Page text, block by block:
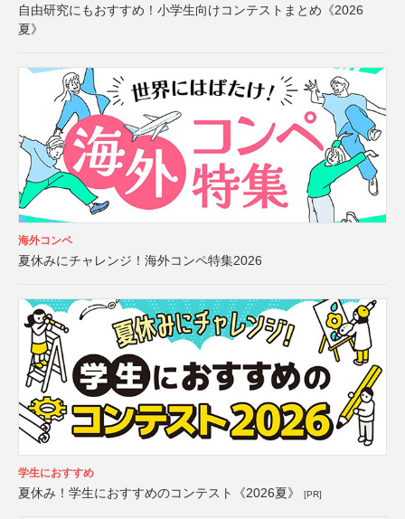
自由研究にもおすすめ！小学生向けコンテストまとめ《2026
夏》
海外コンペ
夏休みにチャレンジ！海外コンペ特集2026
学生におすすめ
夏休み！学生におすすめのコンテスト《2026夏》 [PR]